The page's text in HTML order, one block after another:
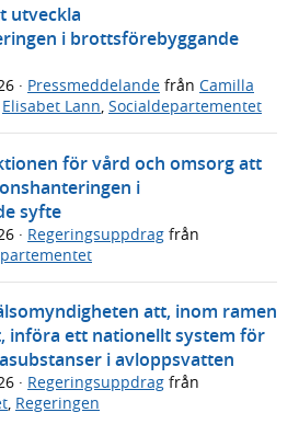
utveckla
i brottsförebyggande
· Pressmeddelande från Camilla
Elisabet Lann, Socialdepartementet
för vård och omsorg att
i
syfte
· Regeringsuppdrag från
att, inom ramen
införa ett nationellt system för
i avloppsvatten
· Regeringsuppdrag från
, Regeringen